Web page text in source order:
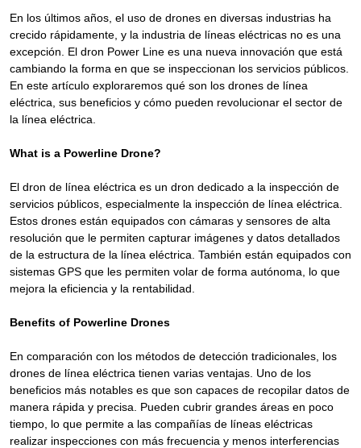
En los últimos años, el uso de drones en diversas industrias ha
crecido rápidamente, y la industria de líneas eléctricas no es una
excepción. El dron Power Line es una nueva innovación que está
cambiando la forma en que se inspeccionan los servicios públicos.
En este artículo exploraremos qué son los drones de línea
eléctrica, sus beneficios y cómo pueden revolucionar el sector de
la línea eléctrica.
What is a Powerline Drone?
El dron de línea eléctrica es un dron dedicado a la inspección de
servicios públicos, especialmente la inspección de línea eléctrica.
Estos drones están equipados con cámaras y sensores de alta
resolución que le permiten capturar imágenes y datos detallados
de la estructura de la línea eléctrica. También están equipados con
sistemas GPS que les permiten volar de forma autónoma, lo que
mejora la eficiencia y la rentabilidad.
Benefits of Powerline Drones
En comparación con los métodos de detección tradicionales, los
drones de línea eléctrica tienen varias ventajas. Uno de los
beneficios más notables es que son capaces de recopilar datos de
manera rápida y precisa. Pueden cubrir grandes áreas en poco
tiempo, lo que permite a las compañías de líneas eléctricas
realizar inspecciones con más frecuencia y menos interferencias